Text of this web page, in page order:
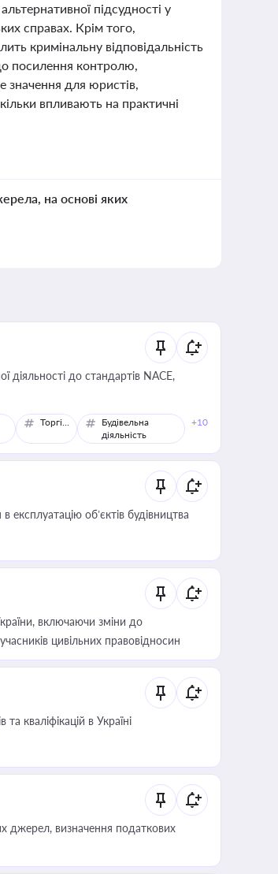
підсудності у
справах. Крім того,
кримінальну відповідальність
посилення контролю,
значення для юристів,
впливають на практичні
на основі яких
діяльності до стандартів NACE,
Торгівля
Будівельна
діяльність
+10
об’єктів будівництва
включаючи зміни до
цивільних правовідносин
кваліфікацій в Україні
джерел, визначення податкових